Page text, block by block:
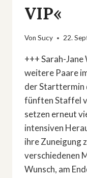
VIP«
Von Sucy 22.
+++ Sarah-
weitere Paare
der Starttermin
fünften Staffel
setzen erneut
intensiven
ihre Zuneigung
verschiedenen
Wunsch, am